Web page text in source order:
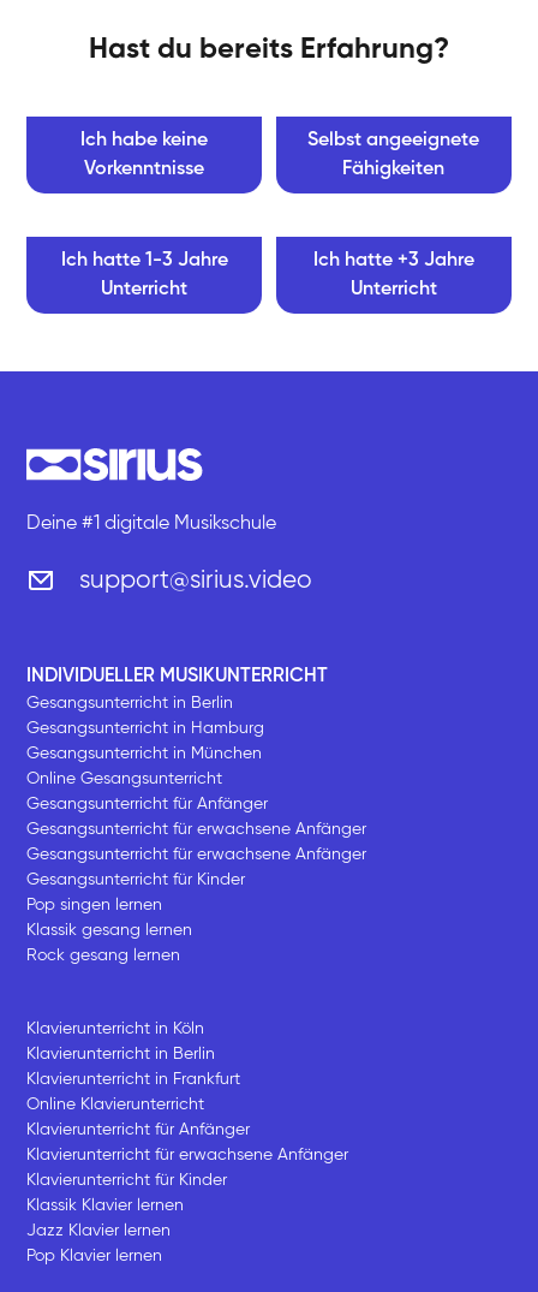
Hast du bereits Erfahrung?
Ich habe keine
Vorkenntnisse
Selbst angeeignete
Fähigkeiten
Ich hatte 1-3 Jahre
Unterricht
Ich hatte +3 Jahre
Unterricht
Deine #1 digitale Musikschule
support@sirius.video
INDIVIDUELLER MUSIKUNTERRICHT
Gesangsunterricht in Berlin
Gesangsunterricht in Hamburg
Gesangsunterricht in München
Online Gesangsunterricht
Gesangsunterricht für Anfänger
Gesangsunterricht für erwachsene Anfänger
Gesangsunterricht für erwachsene Anfänger
Gesangsunterricht für Kinder
Pop singen lernen
Klassik gesang lernen
Rock gesang lernen
Klavierunterricht in Köln
Klavierunterricht in Berlin
Klavierunterricht in Frankfurt
Online Klavierunterricht
Klavierunterricht für Anfänger
Klavierunterricht für erwachsene Anfänger
Klavierunterricht für Kinder
Klassik Klavier lernen
Jazz Klavier lernen
Pop Klavier lernen